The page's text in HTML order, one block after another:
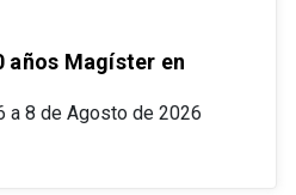
años Magíster en
a 8 de Agosto de 2026